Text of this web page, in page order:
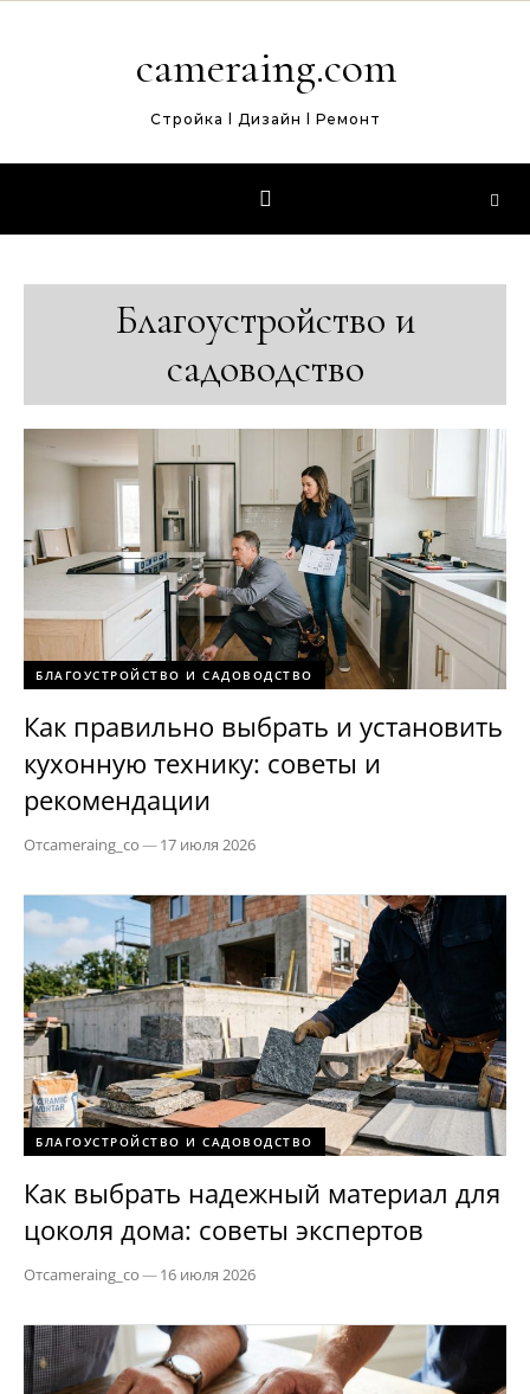
cameraing.com
Стройка l Дизайн l Ремонт
Благоустройство и
садоводство
БЛАГОУСТРОЙСТВО И САДОВОДСТВО
Как правильно выбрать и установить
кухонную технику: советы и
рекомендации
Отcameraing_co—17 июля 2026
БЛАГОУСТРОЙСТВО И САДОВОДСТВО
Как выбрать надежный материал для
цоколя дома: советы экспертов
Отcameraing_co—16 июля 2026